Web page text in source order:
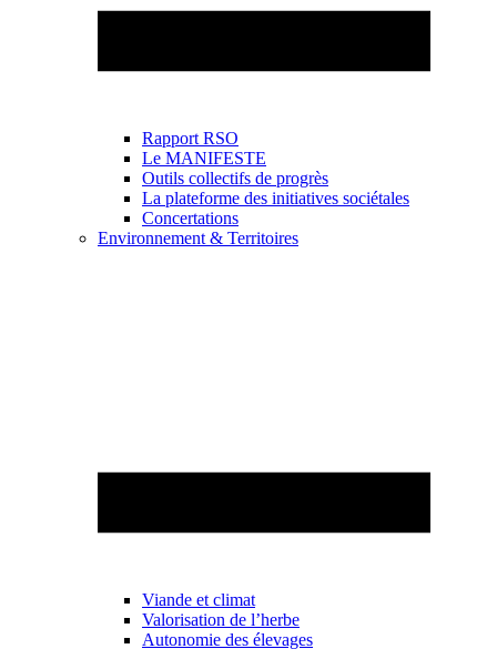
Rapport RSO
Le MANIFESTE
Outils collectifs de progrès
La plateforme des initiatives sociétales
Concertations
Environnement & Territoires
Viande et climat
Valorisation de l’herbe
Autonomie des élevages